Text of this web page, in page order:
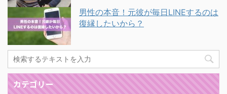
男性の本音！元彼が毎日LINEするのは
復縁したいから？
カテゴリー